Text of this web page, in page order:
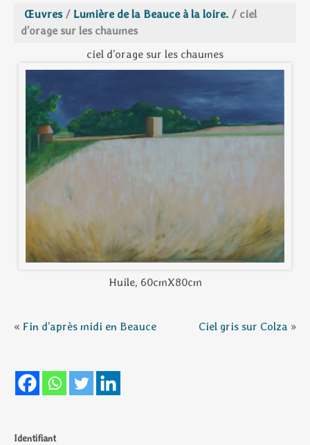
Œuvres / Lumière de la Beauce à la loire. / ciel
d’orage sur les chaumes
ciel d’orage sur les chaumes
Huile, 60cmX80cm
« Fin d’après midi en Beauce Ciel gris sur Colza »
Identifiant